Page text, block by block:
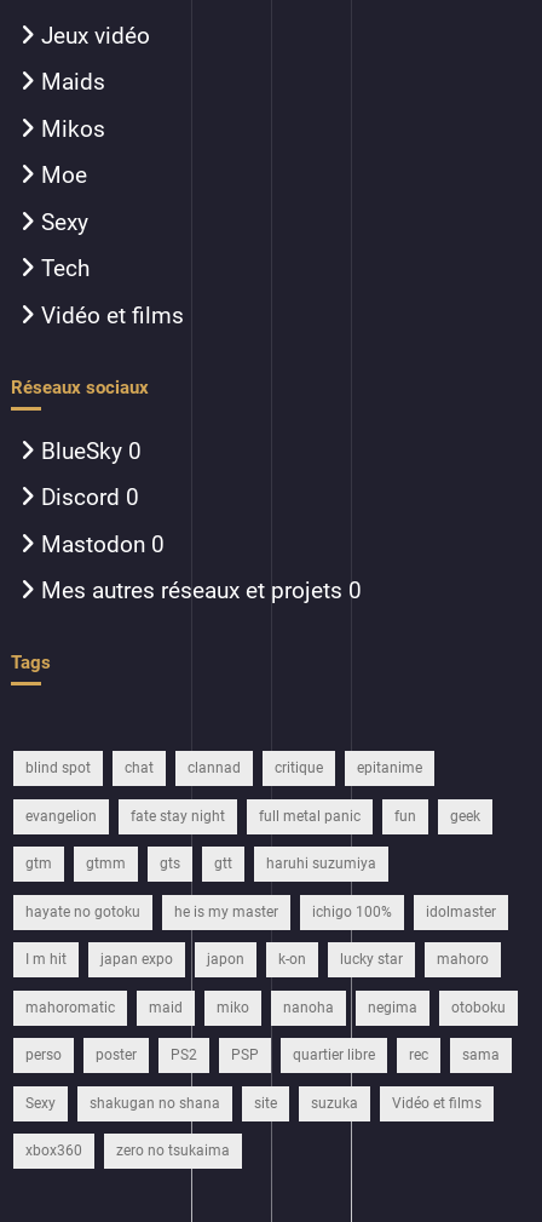
Jeux vidéo
Maids
Mikos
Moe
Sexy
Tech
Vidéo et films
Réseaux sociaux
BlueSky 0
Discord 0
Mastodon 0
Mes autres réseaux et projets 0
Tags
blind spot chat clannad critique epitanime
evangelion fate stay night full metal panic fun geek
gtm gtmm gts gtt haruhi suzumiya
hayate no gotoku he is my master ichigo 100% idolmaster
I m hit japan expo japon k-on lucky star mahoro
mahoromatic maid miko nanoha negima otoboku
perso poster PS2 PSP quartier libre rec sama
Sexy shakugan no shana site suzuka Vidéo et films
xbox360 zero no tsukaima